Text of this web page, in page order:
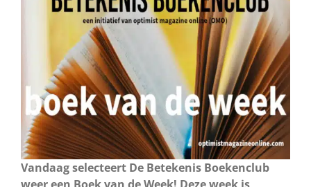
Vandaag selecteert De Betekenis Boekenclub